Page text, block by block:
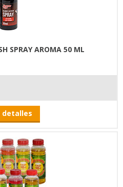
SPRAY AROMA 50 ML
detalles